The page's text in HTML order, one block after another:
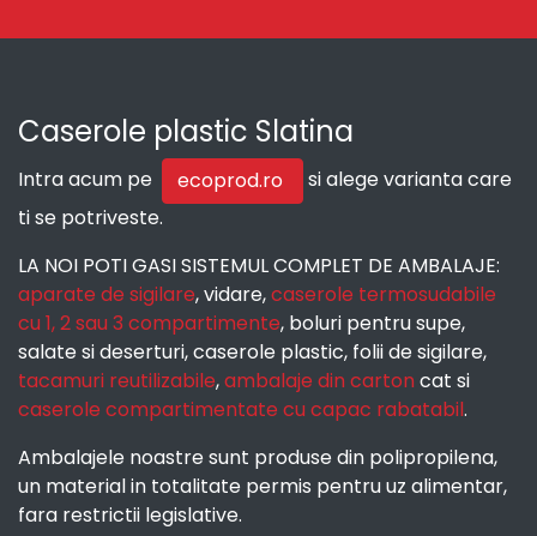
Caserole plastic Slatina
Intra acum pe ecoprod.ro
si alege varianta care
ti se potriveste.
LA NOI POTI GASI SISTEMUL COMPLET DE AMBALAJE:
aparate de sigilare, vidare,caserole termosudabile
cu 1, 2 sau 3 compartimente, boluri pentru supe,
salate si deserturi, caserole plastic, folii de sigilare,
tacamuri reutilizabile,ambalaje din carton cat si
caserole compartimentate cu capac rabatabil.
Ambalajele noastre sunt produse din polipropilena,
un material in totalitate permis pentru uz alimentar,
fara restrictii legislative.